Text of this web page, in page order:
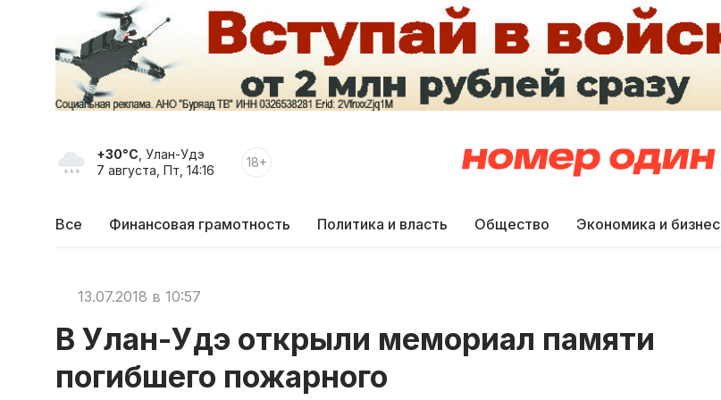
+30°C , Улан-Удэ
7 августа, Пт, 14:16
18+
Все Финансовая грамотность Политика и власть Общество Экономика и бизнес
13.07.2018 в 10:57
В Улан-Удэ открыли мемориал памяти
погибшего пожарного